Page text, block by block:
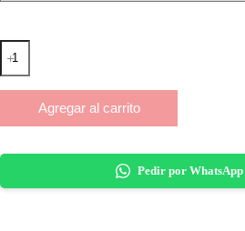
TOP
DAMA
GRIS
OSCURO
RONDINA
cantidad
Agregar al carrito
Pedir por WhatsApp